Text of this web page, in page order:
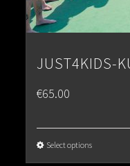
JUST4KIDS-
€65.00
Select options